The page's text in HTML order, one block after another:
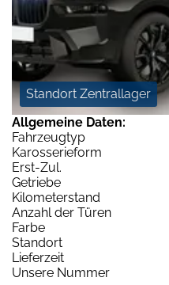
Standort Zentrallager
Allgemeine Daten:
Fahrzeugtyp
Karosserieform
Erst-Zul.
Getriebe
Kilometerstand
Anzahl der Türen
Farbe
Standort
Lieferzeit
Unsere Nummer